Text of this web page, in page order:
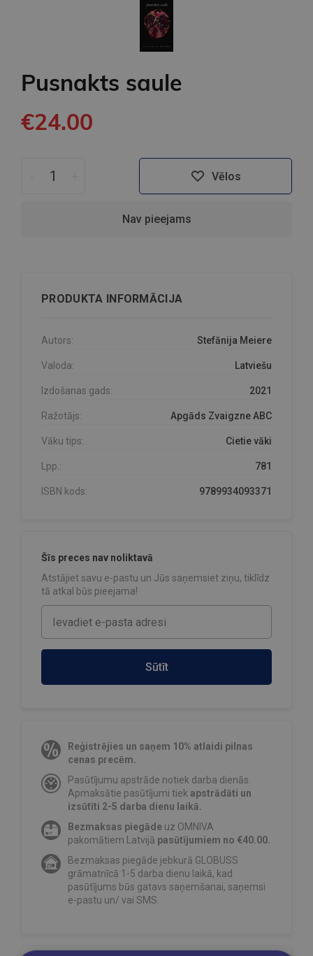
Pusnakts saule
€24.00
Vēlos
Nav pieejams
PRODUKTA INFORMĀCIJA
Autors: Stefānija Meiere
Valoda: Latviešu
Izdošanas gads: 2021
Ražotājs: Apgāds Zvaigzne ABC
Vāku tips: Cietie vāki
Lpp.: 781
ISBN kods: 9789934093371
Šīs preces nav noliktavā
Atstājiet savu e-pastu un Jūs saņemsiet ziņu, tiklīdz
tā atkal būs pieejama!
Sūtīt
Reģistrējies un saņem 10% atlaidi pilnas
cenas precēm.
Pasūtījumu apstrāde notiek darba dienās.
Apmaksātie pasūtījumi tiekapstrādāti un
izsūtīti 2-5 darba dienu laikā.
Bezmaksas piegāde uz OMNIVA
pakomātiem Latvijā pasūtījumiem no €40.00.
Bezmaksas piegāde jebkurā GLOBUSS
grāmatnīcā 1-5 darba dienu laikā, kad
pasūtījums būs gatavs saņemšanai, saņemsi
e-pastu un/ vai SMS.